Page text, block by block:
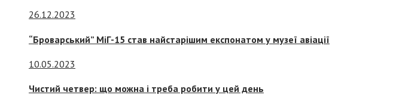
26.12.2023
“Броварський” МіГ-15 став найстарішим експонатом у музеї авіації
10.05.2023
Чистий четвер: що можна і треба робити у цей день